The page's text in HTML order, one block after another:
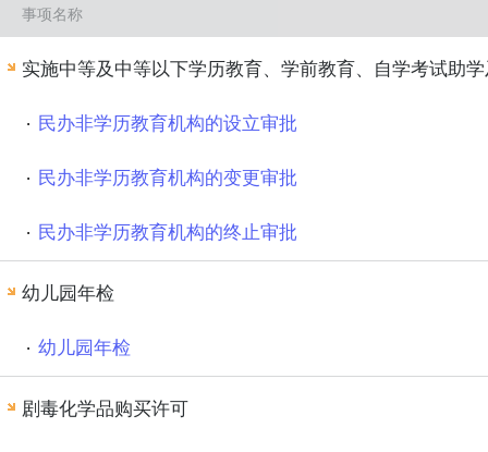
公安消防 司法公证
事项名称
实施中等及中等以下学历教育、学前教育、自学考试助
民办非学历教育机构的设立审批
民办非学历教育机构的变更审批
民办非学历教育机构的终止审批
幼儿园年检
幼儿园年检
剧毒化学品购买许可